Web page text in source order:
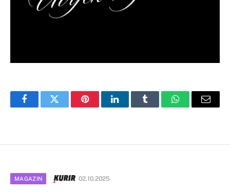
FacebookTwitter PinterestLinkedInTumblr WhatsAppEmail
MAGAZIN 02.10.2025